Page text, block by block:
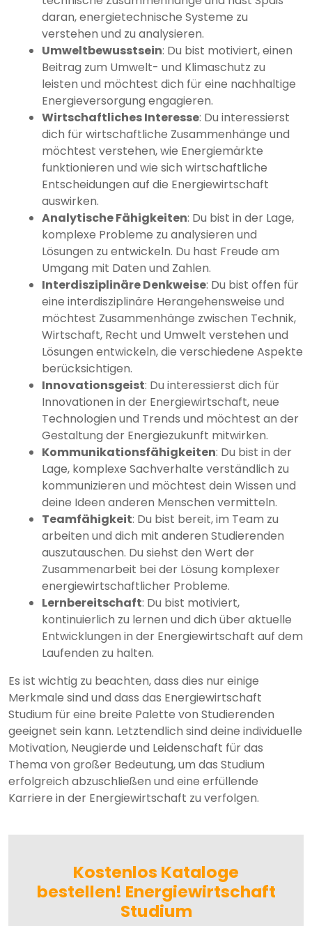
daran, energietechnische Systeme zu
verstehen und zu analysieren.
Umweltbewusstsein: Du bist motiviert, einen
Beitrag zum Umwelt- und Klimaschutz zu
leisten und möchtest dich für eine nachhaltige
Energieversorgung engagieren.
Wirtschaftliches Interesse: Du interessierst
dich für wirtschaftliche Zusammenhänge und
möchtest verstehen, wie Energiemärkte
funktionieren und wie sich wirtschaftliche
Entscheidungen auf die Energiewirtschaft
auswirken.
Analytische Fähigkeiten: Du bist in der Lage,
komplexe Probleme zu analysieren und
Lösungen zu entwickeln. Du hast Freude am
Umgang mit Daten und Zahlen.
Interdisziplinäre Denkweise: Du bist offen für
eine interdisziplinäre Herangehensweise und
möchtest Zusammenhänge zwischen Technik,
Wirtschaft, Recht und Umwelt verstehen und
Lösungen entwickeln, die verschiedene Aspekte
berücksichtigen.
Innovationsgeist: Du interessierst dich für
Innovationen in der Energiewirtschaft, neue
Technologien und Trends und möchtest an der
Gestaltung der Energiezukunft mitwirken.
Kommunikationsfähigkeiten: Du bist in der
Lage, komplexe Sachverhalte verständlich zu
kommunizieren und möchtest dein Wissen und
deine Ideen anderen Menschen vermitteln.
Teamfähigkeit: Du bist bereit, im Team zu
arbeiten und dich mit anderen Studierenden
auszutauschen. Du siehst den Wert der
Zusammenarbeit bei der Lösung komplexer
energiewirtschaftlicher Probleme.
Lernbereitschaft: Du bist motiviert,
kontinuierlich zu lernen und dich über aktuelle
Entwicklungen in der Energiewirtschaft auf dem
Laufenden zu halten.
Es ist wichtig zu beachten, dass dies nur einige
Merkmale sind und dass das Energiewirtschaft
Studium für eine breite Palette von Studierenden
geeignet sein kann. Letztendlich sind deine individuelle
Motivation, Neugierde und Leidenschaft für das
Thema von großer Bedeutung, um das Studium
erfolgreich abzuschließen und eine erfüllende
Karriere in der Energiewirtschaft zu verfolgen.
Kostenlos Kataloge
bestellen! Energiewirtschaft
Studium